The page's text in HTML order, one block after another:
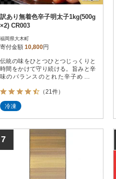
訳あり無着色辛子明太子1kg(500g
×2) CR003
福岡県大木町
寄付金額 10,800円
伝統の味をひとつひとつじっくりと
時間をかけて守り続ける。旨みと辛
味のバランスのとれた辛子めんた
（21件）
冷凍
7